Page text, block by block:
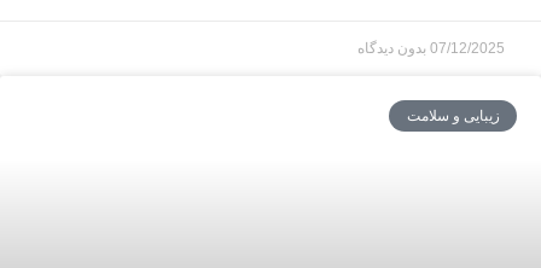
07/12/2025 بدون دیدگاه
زیبایی و سلامت